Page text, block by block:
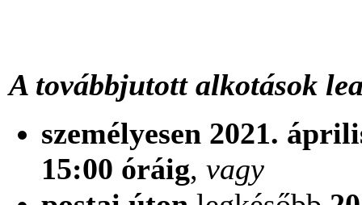
A továbbjutott alkotások
személyesen 2021.
15:00 óráig, vagy